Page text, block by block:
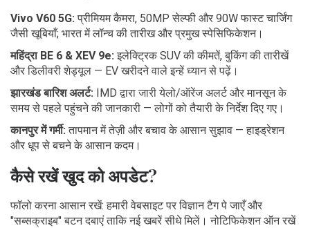
Vivo V60 5G: प्रीमियम कैमरा, 50MP सेल्फी और 90W फास्ट चार्जिंग
जैसी खूबियाँ; भारत में लॉन्च की तारीख और प्रमुख स्पेसिफिकेशन।
महिंद्रा BE 6 & XEV 9e: इलेक्ट्रिक SUV की कीमतें, बुकिंग की तारीखें
और डिलीवरी शेड्यूल — EV खरीदने वाले इन्हें ध्यान से पढ़ें।
झारखंड बारिश अलर्ट: IMD द्वारा जारी येलो/ऑरेंज अलर्ट और मानसून के
समय से पहले पहुंचने की जानकारी — लोगों को तैयारी के निर्देश दिए गए।
कानपुर में गर्मी: तापमान में तेज़ी और बचाव के आसान सुझाव — हाइड्रेशन
और धूप से बचने के आसान कदम।
कैसे रखें खुद को अपडेट?
फॉलो करना आसान रखें: हमारी वेबसाइट पर विज्ञान टैग पे जाएँ और
"सब्सक्राइब" बटन दबाएं ताकि नई खबरें सीधे मिलें। नोटिफिकेशन ऑन रखें